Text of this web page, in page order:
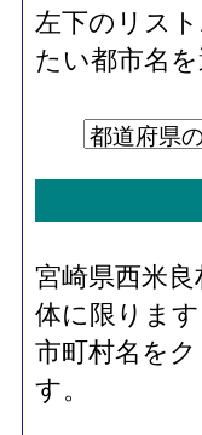
左下のリス
たい都市名を
宮崎県西米
体に限ります
市町村名を
す。